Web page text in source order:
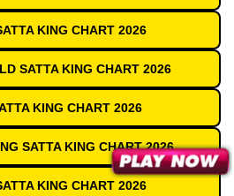
KING CHART 2026
SATTA KING CHART 2026
KING CHART 2026
SATTA KING CHART 2026
KING CHART 2026